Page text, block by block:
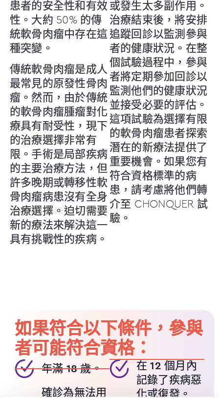
患者的安全性和有效
性。大約 50% 的傳
統軟骨肉瘤中存在這
種突變。
傳統軟骨肉瘤是成人
最常見的原發性骨肉
瘤。然而，由於傳統
的軟骨肉瘤腫瘤對化
療具有耐受性，現下
的治療選擇非常有
限。手術是局部疾病
的主要治療方法，但
許多晚期或轉移性軟
骨肉瘤病患沒有全身
治療選擇。迫切需要
新的療法來解決這一
具有挑戰性的疾病。
或發生太多副作用。
治療結束後，將安排
追蹤回診以監測參與
者的健康狀況。在整
個試驗過程中，參與
者將定期參加回診以
監測他們的健康狀況
並接受必要的評估。
這項試驗為選擇有限
的軟骨肉瘤患者探索
潛在的新療法提供了
重要機會。如果您有
符合資格標準的病
患，請考慮將他們轉
介至 CHONQUER 試
驗。
如果符合以下條件，參與
者可能符合資格：
年滿 18 歲。
確診為無法用
在 12 個月內
記錄了疾病惡
化或復發。